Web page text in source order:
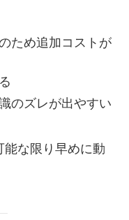
ため追加コストが
のズレが出やすい
能な限り早めに動